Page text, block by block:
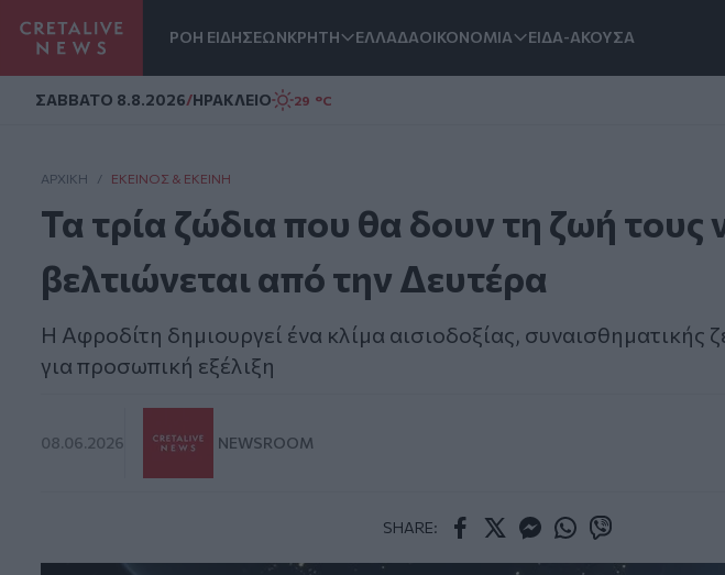
ΡΟΗ ΕΙΔΗΣΕΩΝΚΡΗΤΗ ΕΛΛΑΔΑΟΙΚΟΝΟΜΙΑ ΕΙΔΑ-ΑΚΟΥΣΑ
ΣAΒΒΑΤΟ 8.8.2026/ΗΡΑΚΛΕΙΟ 29 °C
ΑΡΧΙΚΗ / ΕΚΕΊΝΟΣ & ΕΚΕΊΝΗ
Τα τρία ζώδια που θα δουν τη ζωή τους
βελτιώνεται από την Δευτέρα
Η Αφροδίτη δημιουργεί ένα κλίμα αισιοδοξίας, συναισθηματικής
για προσωπική εξέλιξη
08.06.2026 NEWSROOM
SHARE: